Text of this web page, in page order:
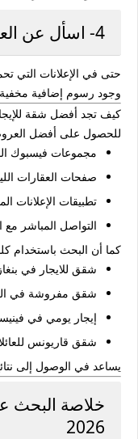
4- اسأل عن العمولة بوضوح
حتى في الإعلانات التي
وجود رسوم إضافية
كيف تجد أفضل شقة
للحصول على أفضل العروض
مجموعات فيسبوك
صفحات العقارات
تطبيقات الإعلانات
التواصل المباشر مع
كما أن البحث باستخدام
شقق للايجار في
شقق مفروشة في
إيجار يومي في
شقق قاريونس
يساعد في الوصول إلى
خلاصة البحث
2026